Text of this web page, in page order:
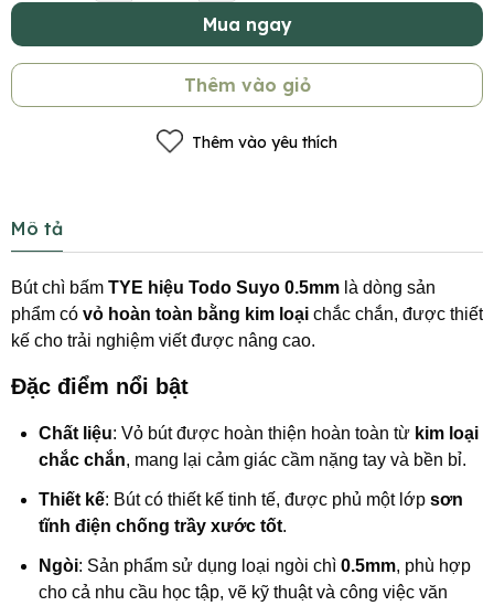
Mua ngay
Thêm vào giỏ
Thêm vào yêu thích
Mô tả
Bút chì bấm TYE hiệu Todo Suyo 0.5mm là dòng sản
phẩm có vỏ hoàn toàn bằng kim loại chắc chắn, được thiết
kế cho trải nghiệm viết được nâng cao.
Đặc điểm nổi bật
Chất liệu: Vỏ bút được hoàn thiện hoàn toàn từ kim loại
chắc chắn, mang lại cảm giác cầm nặng tay và bền bỉ.
Thiết kế: Bút có thiết kế tinh tế, được phủ một lớp sơn
tĩnh điện chống trầy xước tốt.
Ngòi: Sản phẩm sử dụng loại ngòi chì 0.5mm, phù hợp
cho cả nhu cầu học tập, vẽ kỹ thuật và công việc văn